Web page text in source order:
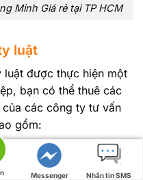
Minh Giá rẻ tại TP HCM
luật
được thực hiện một
bạn có thể thuê các
các công ty tư vấn
gồm:
lý:
Các công ty tư vấn
và kiểm tra các giấy tờ
Messenger Nhắn tin SMS